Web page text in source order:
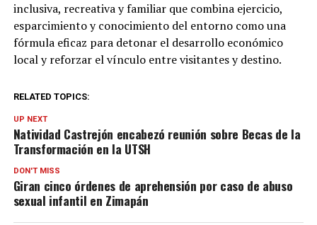
inclusiva, recreativa y familiar que combina ejercicio,
esparcimiento y conocimiento del entorno como una
fórmula eficaz para detonar el desarrollo económico
local y reforzar el vínculo entre visitantes y destino.
RELATED TOPICS:
UP NEXT
Natividad Castrejón encabezó reunión sobre Becas de la
Transformación en la UTSH
DON'T MISS
Giran cinco órdenes de aprehensión por caso de abuso
sexual infantil en Zimapán